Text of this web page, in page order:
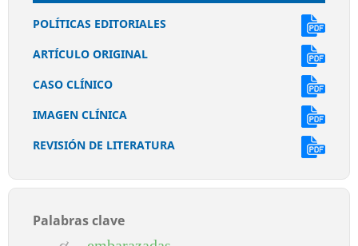
POLÍTICAS EDITORIALES
ARTÍCULO ORIGINAL
CASO CLÍNICO
IMAGEN CLÍNICA
REVISIÓN DE LITERATURA
Palabras clave